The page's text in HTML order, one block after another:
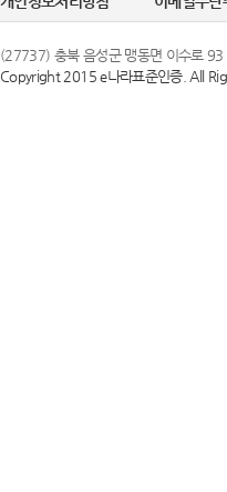
(27737) 충북 음성군 맹동면 이수로 93
Copyright 2015 e나라표준인증. All